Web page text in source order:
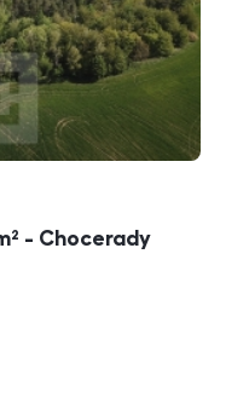
- Chocerady